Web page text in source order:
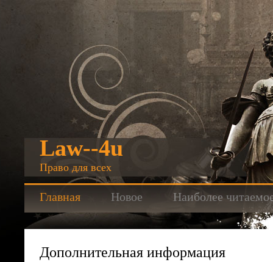
Law--4u
Право для всех
Главная Новое Наиболее
Дополнительная информация